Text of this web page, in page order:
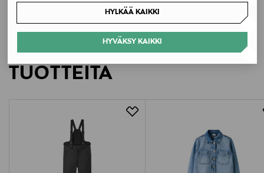
HYLKÄÄ KAIKKI
HYVÄKSY KAIKKI
Bestseller Wholesale Finland Oy
Name It, farkkutakki, takki, ulkoilutakki, lasten takki,
kevättakki, syystakki
LISÄÄ KIINNOSTAVIA
TUOTTEITA